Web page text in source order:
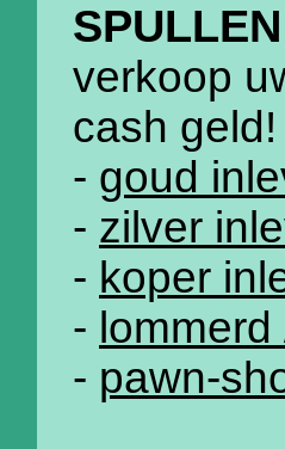
verkoop
cash geld!
- goud
- zilver
- koper
-
- pawn-